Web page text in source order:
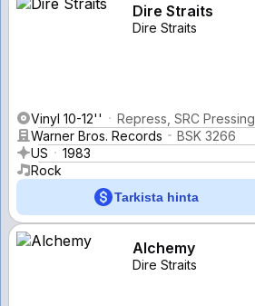
Dire Straits
Dire Straits
Vinyl 10-12''
Repress, SRC Pressing
Warner Bros. Records
BSK 3266
US
1983
Rock
Tarkista hinta
Alchemy
Dire Straits